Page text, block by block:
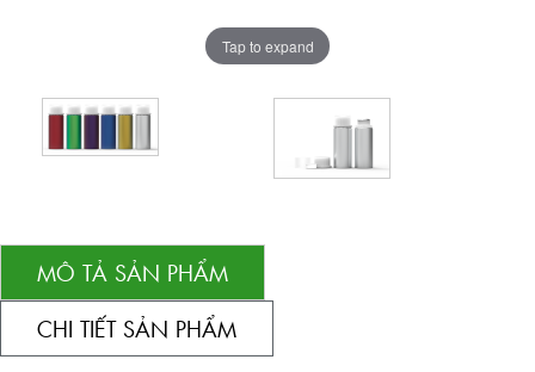
Tap to expand
MÔ TẢ SẢN PHẨM
CHI TIẾT SẢN PHẨM